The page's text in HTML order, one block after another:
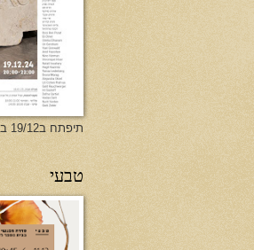
תיפתח ב19/12 במקום לאמנות.
טבעי